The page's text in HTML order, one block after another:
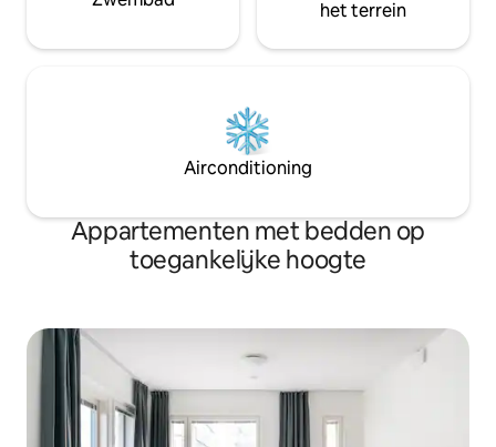
het terrein
Airconditioning
Appartementen met bedden op
toegankelijke hoogte